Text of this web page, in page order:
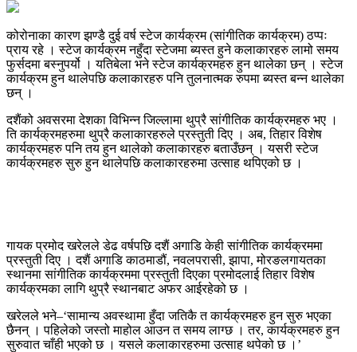
कोरोनाका कारण झण्डै दुई वर्ष स्टेज कार्यक्रम (सांगीतिक कार्यक्रम) ठप्पः
प्राय रहे । स्टेज कार्यक्रम नहुँदा स्टेजमा ब्यस्त हुने कलाकारहरु लामो समय
फुर्सदमा बस्नुपर्यो । यतिबेला भने स्टेज कार्यक्रमहरु हुन थालेका छन् । स्टेज
कार्यक्रम हुन थालेपछि कलाकारहरु पनि तुलनात्मक रुपमा ब्यस्त बन्न थालेका
छन् ।
दशैंको अवसरमा देशका विभिन्न जिल्लामा थुप्रै सांगीतिक कार्यक्रमहरु भए ।
ति कार्यक्रमहरुमा थुप्रै कलाकारहरुले प्रस्तुती दिए । अब, तिहार विशेष
कार्यक्रमहरु पनि तय हुन थालेको कलाकारहरु बताउँछन् । यसरी स्टेज
कार्यक्रमहरु सुरु हुन थालेपछि कलाकारहरुमा उत्साह थपिएको छ ।
गायक प्रमोद खरेलले डेढ वर्षपछि दशैं अगाडि केही सांगीतिक कार्यक्रममा
प्रस्तुती दिए । दशैं अगाडि काठमाडौं, नवलपरासी, झापा, मोरङलगायतका
स्थानमा सांगीतिक कार्यक्रममा प्रस्तुती दिएका प्रमोदलाई तिहार विशेष
कार्यक्रमका लागि थुप्रै स्थानबाट अफर आईरहेको छ ।
खरेलले भने–‘सामान्य अवस्थामा हुँदा जतिकै त कार्यक्रमहरु हुन सुरु भएका
छैनन् । पहिलेको जस्तो माहोल आउन त समय लाग्छ । तर, कार्यक्रमहरु हुन
सुरुवात चाँही भएको छ । यसले कलाकारहरुमा उत्साह थपेको छ ।’